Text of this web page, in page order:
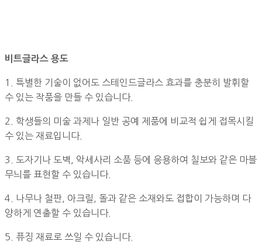
비트글라스 용도
1.
특별한 기술이 없어도 스테인드글라스 효과를 충분히 발휘할
수 있는 작품을 만들 수 있습니다.
2. 학생들의 미술 과제나 일반 공예 제품에 비교적 쉽게 접목시킬
수 있는 재료입니다.
3. 도자기나 도벽, 악세사리 소품 등에 응용하여 칠보와 같은 마블
무늬를 표현할 수 있습니다.
4. 나무나 철판, 아크릴, 돌과 같은 소재와도 접합이 가능하며 다
양하게 연출할 수 있습니다.
5. 퓨징 재료로 쓰일 수 있습니다.